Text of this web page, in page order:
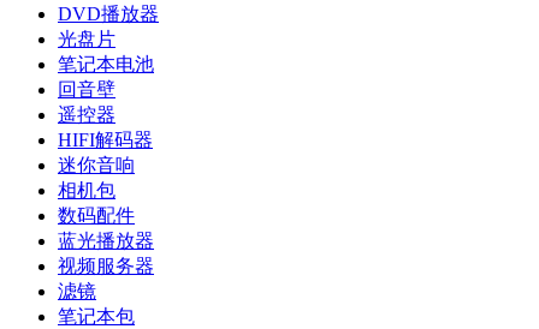
DVD播放器
光盘片
笔记本电池
回音壁
遥控器
HIFI解码器
迷你音响
相机包
数码配件
蓝光播放器
视频服务器
滤镜
笔记本包